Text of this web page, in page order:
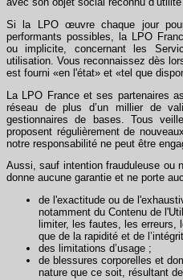
Si la LPO œuvre chaque jour
performants possibles, la LPO
ou implicite, concernant les
utilisation. Vous reconnaissez dès
est fourni «en l'état» et «tel que
La LPO France et ses partenaires
réseau de plus d’un millier de
gestionnaires de bases. Tous
proposent régulièrement de
notre responsabilité ne peut être
Aussi, sauf intention frauduleuse ou
donne aucune garantie et ne porte
de l'exactitude ou de
notamment du Contenu de
limiter, les fautes, les erreurs,
que de la rapidité et de
des limitations d’usage ;
de blessures corporelles et
nature que ce soit, résultant